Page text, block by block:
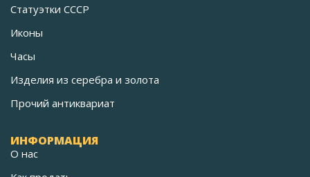
Статуэтки СССР
Иконы
Часы
Изделия из серебра и золота
Прочий антиквариат
ИНФОРМАЦИЯ
О нас